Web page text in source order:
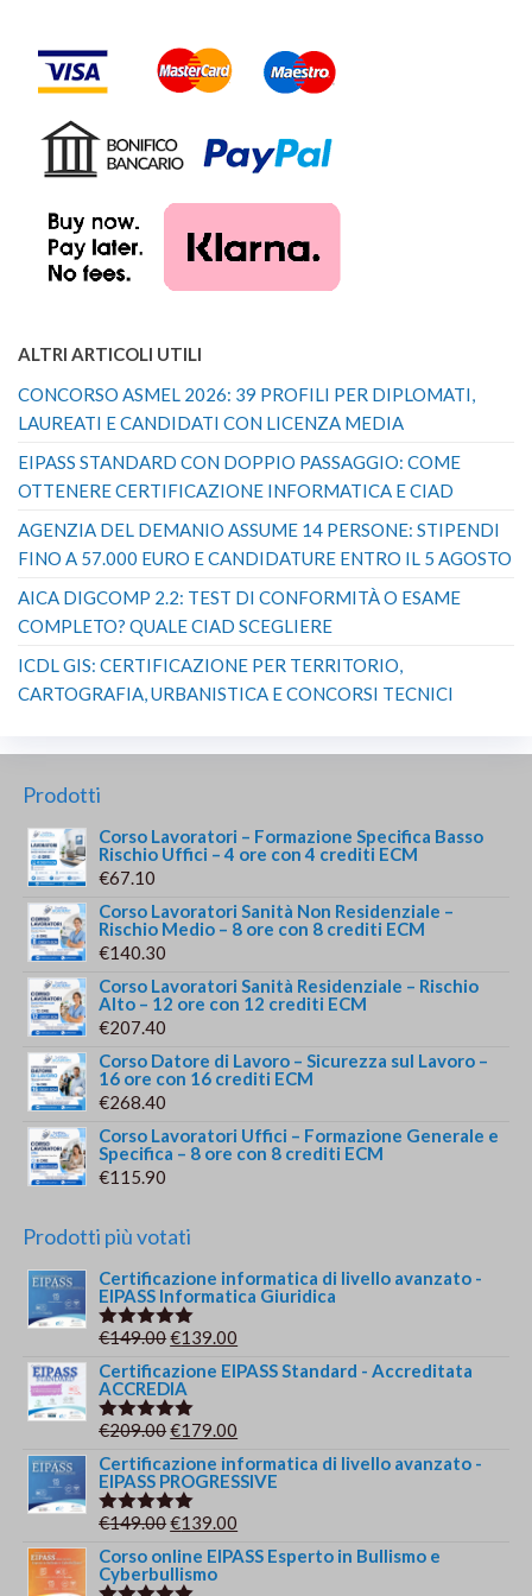
CERTIFICAZIONI
INFORMATICHE
QUESTA PAGINA!
LA NOSTRAINFORMATIVA
SULLA PRIVACYPER AVERE
MAGGIORI INFORMAZIONI.
+ 39 329 952 9244 || INFO@SOLSISACADEMY.IT
ALTRI ARTICOLI UTILI
CONCORSO ASMEL 2026: 39 PROFILI PER DIPLOMATI,
LAUREATI E CANDIDATI CON LICENZA MEDIA
EIPASS STANDARD CON DOPPIO PASSAGGIO: COME
OTTENERE CERTIFICAZIONE INFORMATICA E CIAD
AGENZIA DEL DEMANIO ASSUME 14 PERSONE: STIPENDI
FINO A 57.000 EURO E CANDIDATURE ENTRO IL 5 AGOSTO
AICA DIGCOMP 2.2: TEST DI CONFORMITÀ O ESAME
ICDL GIS: CERTIFICAZIONE PER TERRITORIO,
CARTOGRAFIA, URBANISTICA E CONCORSI TECNICI
Prodotti
Corso Lavoratori – Formazione Specifica Basso
Rischio Uffici – 4 ore con 4 crediti ECM
€67.10
Corso Lavoratori Sanità Non Residenziale –
Rischio Medio – 8 ore con 8 crediti ECM
Corso Lavoratori Sanità Residenziale – Rischio
Alto – 12 ore con 12 crediti ECM